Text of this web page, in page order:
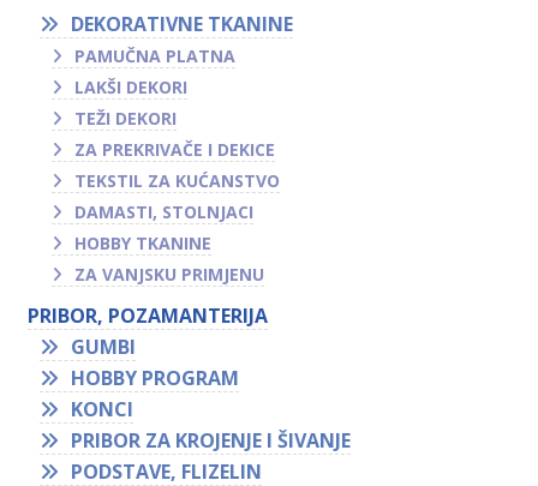
DEKORATIVNE TKANINE
PAMUČNA PLATNA
LAKŠI DEKORI
TEŽI DEKORI
ZA PREKRIVAČE I DEKICE
TEKSTIL ZA KUĆANSTVO
DAMASTI, STOLNJACI
HOBBY TKANINE
ZA VANJSKU PRIMJENU
PRIBOR, POZAMANTERIJA
GUMBI
HOBBY PROGRAM
KONCI
PRIBOR ZA KROJENJE I ŠIVANJE
PODSTAVE, FLIZELIN